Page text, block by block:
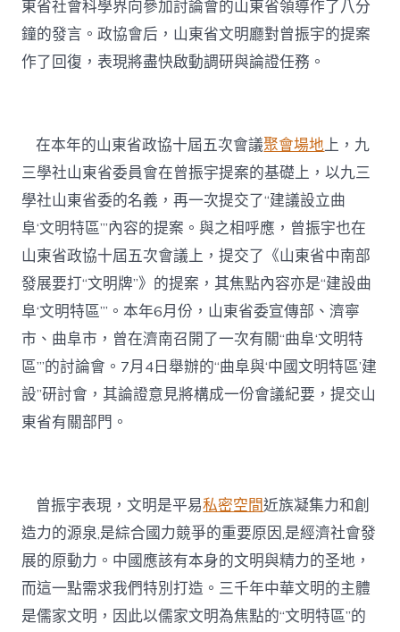
東省社會科學界向參加討論會的山東省領導作了八分
鐘的發言。政協會后，山東省文明廳對曾振宇的提案
作了回復，表現將盡快啟動調研與論證任務。
在本年的山東省政協十屆五次會議聚會場地上，九
三學社山東省委員會在曾振宇提案的基礎上，以九三
學社山東省委的名義，再一次提交了“建議設立曲
阜‘文明特區’”內容的提案。與之相呼應，曾振宇也在
山東省政協十屆五次會議上，提交了《山東省中南部
發展要打“文明牌”》的提案，其焦點內容亦是“建設曲
阜‘文明特區’”。本年6月份，山東省委宣傳部、濟寧
市、曲阜市，曾在濟南召開了一次有關“曲阜‘文明特
區’”的討論會。7月4日舉辦的“曲阜與‘中國文明特區’建
設”研討會，其論證意見將構成一份會議紀要，提交山
東省有關部門。
曾振宇表現，文明是平易私密空間近族凝集力和創
造力的源泉,是綜合國力競爭的重要原因,是經濟社會發
展的原動力。中國應該有本身的文明與精力的圣地，
而這一點需求我們特別打造。三千年中華文明的主體
是儒家文明，因此以儒家文明為焦點的“文明特區”的